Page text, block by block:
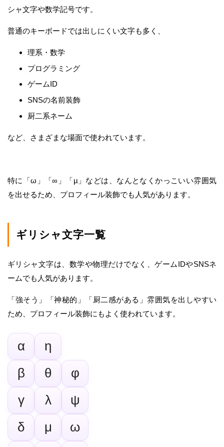
シャ文字や数学記号です。
普通のキーボードでは出しにくい文字も多く、
理系・数学
プログラミング
ゲームID
SNSの名前装飾
厨二系ネーム
など、さまざまな場面で使われています。
特に「ω」「∞」「µ」などは、なんとなくかっこいい雰囲気
を出せるため、プロフィール装飾でも人気があります。
ギリシャ文字一覧
ギリシャ文字は、数学や物理だけでなく、ゲームIDやSNSネ
ームでも人気があります。
「強そう」「神秘的」「厨二感がある」雰囲気を出しやすい
ため、プロフィール装飾にもよく使われています。
α
β
γ
δ
η
θ
λ
μ
φ
ψ
ω